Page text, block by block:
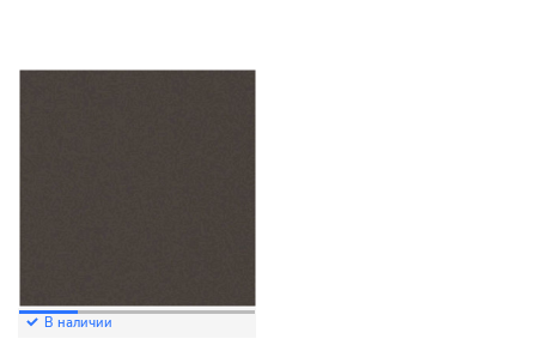
В наличии